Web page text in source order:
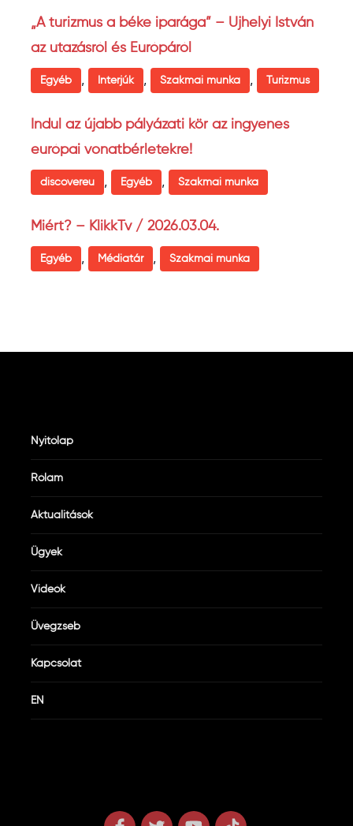
„A turizmus a béke iparága” – Ujhelyi István
az utazásról és Európáról
Egyéb , Interjúk , Szakmai munka , Turizmus
Indul az újabb pályázati kör az ingyenes
európai vonatbérletekre!
discovereu , Egyéb , Szakmai munka
Miért? – KlikkTv / 2026.03.04.
Egyéb , Médiatár , Szakmai munka
Nyitólap
Rólam
Aktualitások
Ügyek
Videók
Üvegzseb
Kapcsolat
EN